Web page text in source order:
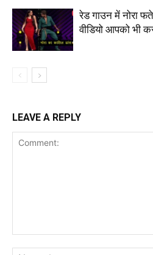
रेड गाउन में नोरा
वीडियो आपको भी
LEAVE A REPLY